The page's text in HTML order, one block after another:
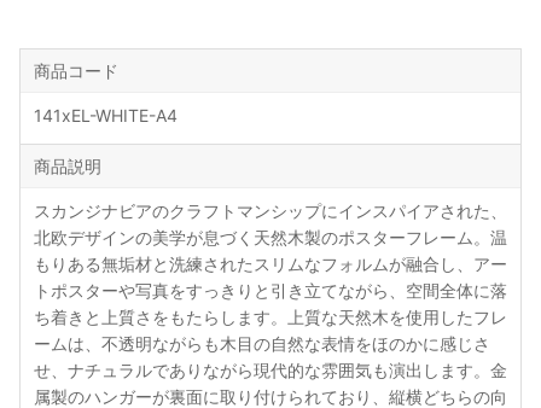
商品コード
141xEL-WHITE-A4
商品説明
スカンジナビアのクラフトマンシップにインスパイアされた、
北欧デザインの美学が息づく天然木製のポスターフレーム。温
もりある無垢材と洗練されたスリムなフォルムが融合し、アー
トポスターや写真をすっきりと引き立てながら、空間全体に落
ち着きと上質さをもたらします。上質な天然木を使用したフレ
ームは、不透明ながらも木目の自然な表情をほのかに感じさ
せ、ナチュラルでありながら現代的な雰囲気も演出します。金
属製のハンガーが裏面に取り付けられており、縦横どちらの向